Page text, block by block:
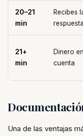
20–21
min
Recibes
respuesta
21+
min
Dinero en
cuenta
Una de las ventajas